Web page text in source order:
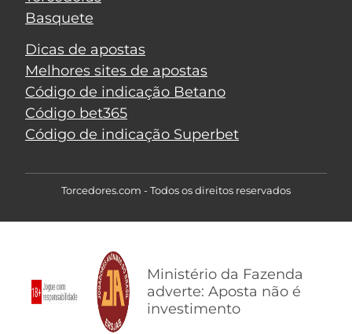
Basquete
Dicas de apostas
Melhores sites de apostas
Código de indicação Betano
Código bet365
Código de indicação Superbet
Torcedores.com - Todos os direitos reservados
Ministério da Fazenda
adverte: Aposta não é
investimento